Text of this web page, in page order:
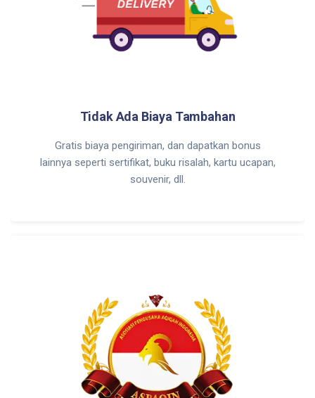
Tidak Ada Biaya Tambahan
Gratis biaya pengiriman, dan dapatkan bonus
lainnya seperti sertifikat, buku risalah, kartu ucapan,
souvenir, dll.